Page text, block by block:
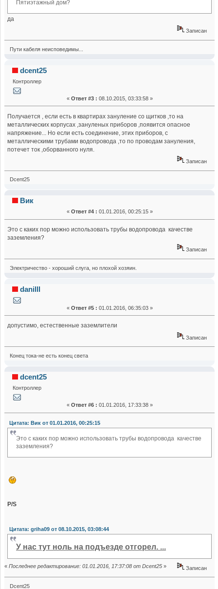
Пятиэтажный дом?
да
Записан
Пути кабеля неисповедимы...
dcent25
Контроллер
« Ответ #3 : 08.10.2015, 03:33:58 »
Получается , если есть в квартирах зануление со щитков ,то на
металлических корпусах ,зануленых приборов ,появится опасное
напряжение... Но если есть соединение, этих приборов, с
металлическими трубами водопровода ,то по проводам зануления,
потечет ток ,оборванного нуля.
Записан
Dcent25
Вик
« Ответ #4 : 01.01.2016, 00:25:15 »
Это с каких пор можно использовать трубы водопровода качестве
заземления?
Записан
Электричество - хороший слуга, но плохой хозяин.
danilll
« Ответ #5 : 01.01.2016, 06:35:03 »
допустимо, естественные заземлители
Записан
Конец тока-не есть конец света
dcent25
Контроллер
« Ответ #6 : 01.01.2016, 17:33:38 »
Цитата: Вик от 01.01.2016, 00:25:15
Это с каких пор можно использовать трубы водопровода качестве
заземления?
P/S
Цитата: griha09 от 08.10.2015, 03:08:44
У нас тут ноль на подъезде отгорел. ...
« Последнее редактирование: 01.01.2016, 17:37:08 от Dcent25 » Записан
Dcent25